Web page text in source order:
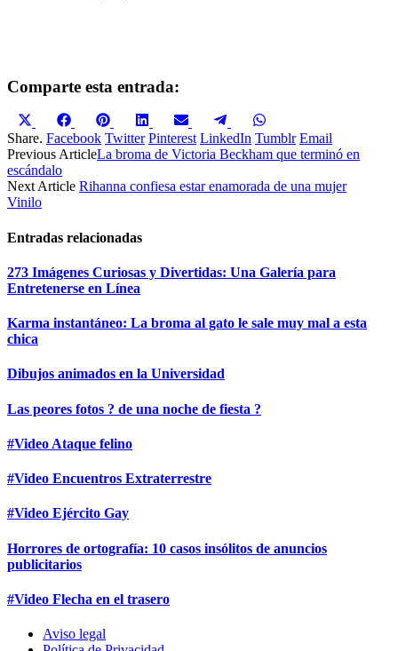
Comparte esta entrada:
Compartir
en
X
(Twitter)
Compartir
en
Facebook
Compartir
en
Pinterest
Compartir
en
LinkedIn
Compartir
en
Email
Compartir
en
Telegram
en
WhatsApp
Share. Facebook Twitter Pinterest LinkedIn Tumblr Email
Previous ArticleLa broma de Victoria Beckham que terminó en
escándalo
Next Article Rihanna confiesa estar enamorada de una mujer
Vinilo
Entradas relacionadas
273 Imágenes Curiosas y Divertidas: Una Galería para
Entretenerse en Línea
Karma instantáneo: La broma al gato le sale muy mal a esta
chica
Dibujos animados en la Universidad
Las peores fotos ? de una noche de fiesta ?
#Video Ataque felino
#Video Encuentros Extraterrestre
#Video Ejército Gay
Horrores de ortografía: 10 casos insólitos de anuncios
publicitarios
#Video Flecha en el trasero
Aviso legal